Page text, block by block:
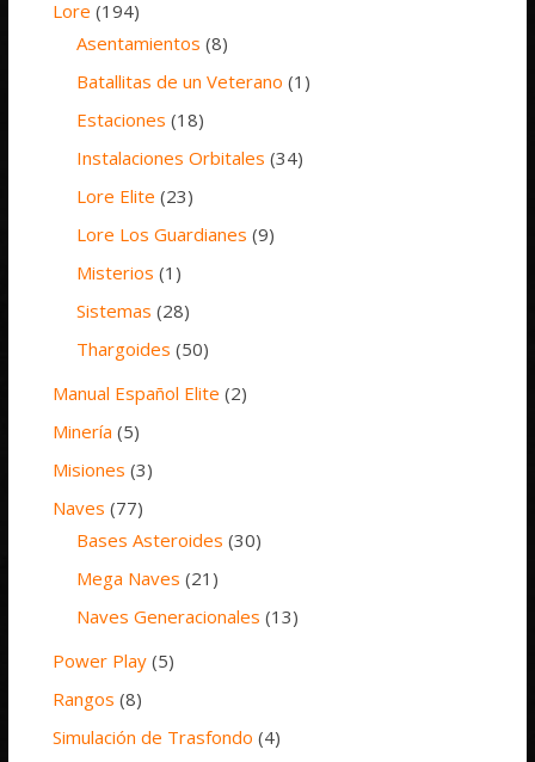
Lore (194)
Asentamientos (8)
Batallitas de un Veterano (1)
Estaciones (18)
Instalaciones Orbitales (34)
Lore Elite (23)
Lore Los Guardianes (9)
Misterios (1)
Sistemas (28)
Thargoides (50)
Manual Español Elite (2)
Minería (5)
Misiones (3)
Naves (77)
Bases Asteroides (30)
Mega Naves (21)
Naves Generacionales (13)
Power Play (5)
Rangos (8)
Simulación de Trasfondo (4)